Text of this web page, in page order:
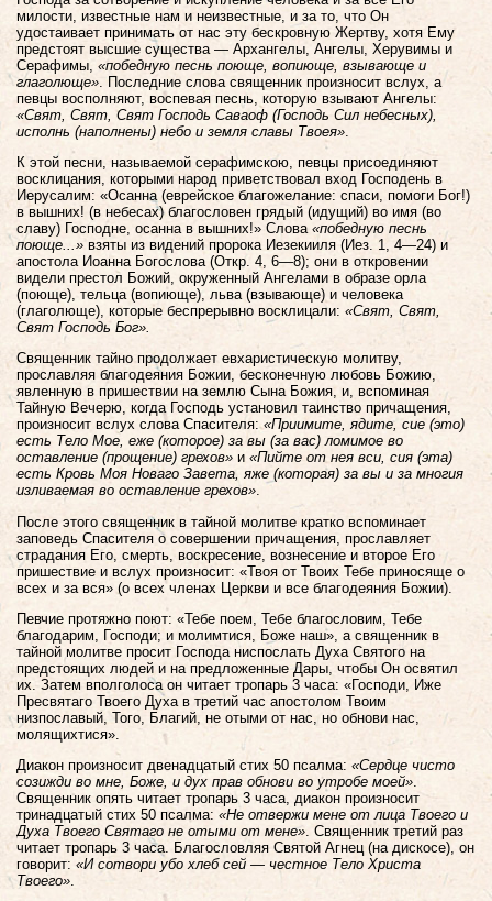
милости, известные нам и неизвестные, и за то, что Он
удостаивает принимать от нас эту бескровную Жертву, хотя Ему
предстоят высшие существа — Архангелы, Ангелы, Херувимы и
Серафимы, «победную песнь поюще, вопиюще, взывающе и
глаголюще». Последние слова священник произносит вслух, а
певцы восполняют, воспевая песнь, которую взывают Ангелы:
«Свят, Свят, Свят Господь Саваоф (Господь Сил небесных),
исполнь (наполнены) небо и земля славы Твоея».
К этой песни, называемой серафимскою, певцы присоединяют
восклицания, которыми народ приветствовал вход Господень в
Иерусалим: «Осанна (еврейское благожелание: спаси, помоги Бог!)
в вышних! (в небесах) благословен грядый (идущий) во имя (во
славу) Господне, осанна в вышних!» Слова «победную песнь
поюще...»взяты из видений пророка Иезекииля (Иез. 1, 4—24) и
апостола Иоанна Богослова (Откр. 4, 6—8); они в откровении
видели престол Божий, окруженный Ангелами в образе орла
(поюще), тельца (вопиюще), льва (взывающе) и человека
(глаголюще), которые беспрерывно восклицали: «Свят, Свят,
Свят Господь Бог».
Священник тайно продолжает евхаристическую молитву,
прославляя благодеяния Божии, бесконечную любовь Божию,
явленную в пришествии на землю Сына Божия, и, вспоминая
Тайную Вечерю, когда Господь установил таинство причащения,
произносит вслух слова Спасителя:«Приимите, ядите, сие (это)
есть Тело Мое, еже (которое) за вы (за вас) ломимое во
оставление (прощение) грехов»и «Пийте от нея вси, сия (эта)
есть Кровь Моя Новаго Завета, яже (которая) за вы и за многия
изливаемая во оставление грехов».
После этого священник в тайной молитве кратко вспоминает
заповедь Спасителя о совершении причащения, прославляет
страдания Его, смерть, воскресение, вознесение и второе Его
пришествие и вслух произносит: «Твоя от Твоих Тебе приносяще о
всех и за вся» (о всех членах Церкви и все благодеяния Божии).
Певчие протяжно поют: «Тебе поем, Тебе благословим, Тебе
благодарим, Господи; и молимтися, Боже наш», а священник в
тайной молитве просит Господа ниспослать Духа Святого на
предстоящих людей и на предложенные Дары, чтобы Он освятил
их. Затем вполголоса он читает тропарь 3 часа: «Господи, Иже
Пресвятаго Твоего Духа в третий час апостолом Твоим
низпославый, Того, Благий, не отыми от нас, но обнови нас,
молящихтися».
Диакон произносит двенадцатый стих 50 псалма: «Сердце чисто
созижди во мне, Боже, и дух прав обнови во утробе моей».
Священник опять читает тропарь 3 часа, диакон произносит
тринадцатый стих 50 псалма: «Не отвержи мене от лица Твоего и
Духа Твоего Святаго не отыми от мене». Священник третий раз
читает тропарь 3 часа. Благословляя Святой Агнец (на дискосе), он
говорит: «И сотвори убо хлеб сей — честное Тело Христа
Твоего».